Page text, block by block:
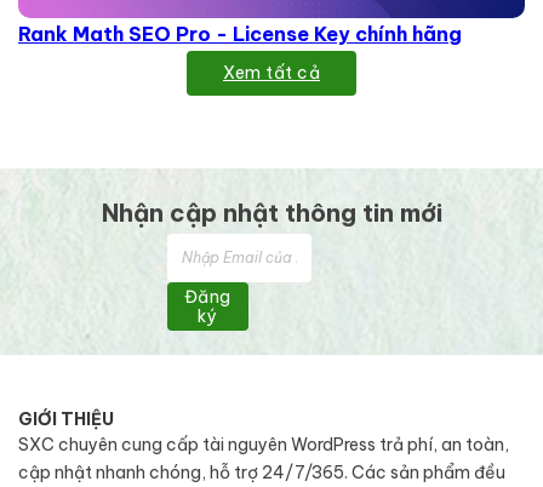
Rank Math SEO Pro - License Key chính hãng
Xem tất cả
Nhận cập nhật thông tin mới
Đăng
ký
GIỚI THIỆU
SXC chuyên cung cấp tài nguyên WordPress trả phí, an toàn,
cập nhật nhanh chóng, hỗ trợ 24/7/365. Các sản phẩm đều